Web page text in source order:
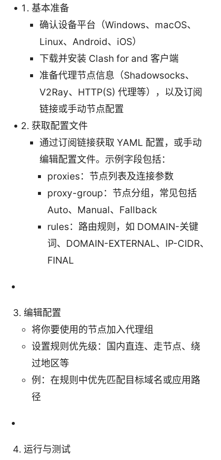
基本准备
确认设备平台（Windows、macOS、
Linux、Android、iOS）
下载并安装 Clash for and 客户端
准备代理节点信息（Shadowsocks、
V2Ray、HTTP(S) 代理等），以及订阅
链接或手动节点配置
获取配置文件
通过订阅链接获取 YAML 配置，或手动
编辑配置文件。示例字段包括：
proxies：节点列表及连接参数
proxy-group：节点分组，常见包括
Auto、Manual、Fallback
rules：路由规则，如 DOMAIN-关键
词、DOMAIN-EXTERNAL、IP-CIDR、
FINAL
编辑配置
将你要使用的节点加入代理组
设置规则优先级：国内直连、走节点、绕
过地区等
例：在规则中优先匹配目标域名或应用路
径
运行与测试